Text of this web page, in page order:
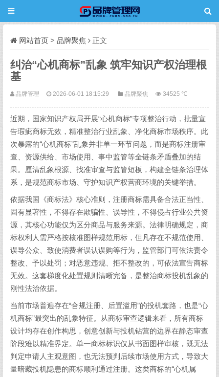
网站首页 > 品牌聚焦 正文
纠治“心机商标”乱象 筑牢知识产权治理根
基
品牌管理 2026-06-01 18:15:29 品牌聚焦 34525 ℃
近期，国家知识产权局开展“心机商标”专项整治行动，批量宣
告瑕疵商标无效，精准整治行业乱象、净化商标市场秩序。此
次暴露的“心机商标”乱象并非单一环节问题，而是商标注册审
查、资源供给、市场使用、事中监管等全链条矛盾叠加的结
果。厘清乱象根源、找准审查与监管短板，构建全链条治理体
系，是规范商标市场、守护知识产权营商环境的关键举措。
依据我国《商标法》核心准则，注册商标需具备合法正当性、
固有显著性，不得存在欺骗性、误导性，不得侵占行业公共资
源，其核心功能仅为区分商品与服务来源。法律明确规定，商
标权利人需严格按核准图样规范用标，但凡存在不规范使用、
误导公众、致使消费者误认误购等行为，监管部门可依法责令
整改、予以处罚；对恶意违规、拒不整改的，可依法宣告商标
无效。这套梯度化处置规则清晰完备，是整治商标投机乱象的
刚性法治依据。
当前市场普遍存在“合规注册、后置滥用”的投机套路，也是“心
机商标”最突出的乱象特征。从商标审查逻辑来看，所有商标
设计均存在创作构思，创意创新与投机钻营的边界在静态审查
阶段难以精准界定。单一商标标识仅从书面图样审核，既无法
判定申请人主观意图，也无法预判后续市场使用方式，导致大
量暗藏投机隐患的商标顺利通过注册。这类商标的“心机属